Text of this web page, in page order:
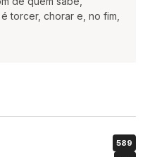
torcer, chorar e, no fim,
589